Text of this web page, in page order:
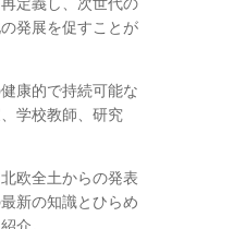
発展を促すことが
康的で持続可能な
学校教師、研究
欧全土からの発表
新の知識とひらめ
介。